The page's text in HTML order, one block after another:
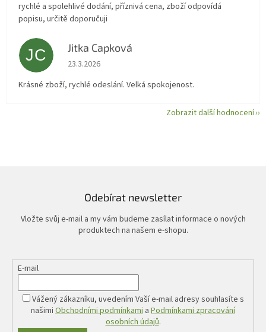
rychlé a spolehlivé dodání, příznivá cena, zboží odpovídá
popisu, určitě doporučuji
JC Jitka Capková
Hodnocení obchodu je 5 z 5 hvězdiček.
23.3.2026
Krásné zboží, rychlé odeslání. Velká spokojenost.
Zobrazit další hodnocení
Odebírat newsletter
Vložte svůj e-mail a my vám budeme zasílat informace o nových
produktech na našem e-shopu.
E-mail
Vážený zákazníku, uvedením Vaší e-mail adresy souhlasíte s
našimi Obchodními podmínkami a Podmínkami zpracování
osobních údajů.